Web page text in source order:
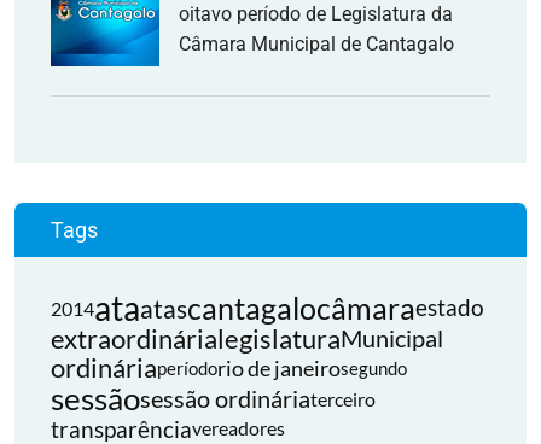
oitavo período de Legislatura da
Câmara Municipal de Cantagalo
Tags
2014ataatascantagalocâmaraestado
extraordinárialegislaturaMunicipal
ordináriaperíodorio de janeirosegundo
sessãosessão ordináriaterceiro
transparênciavereadores